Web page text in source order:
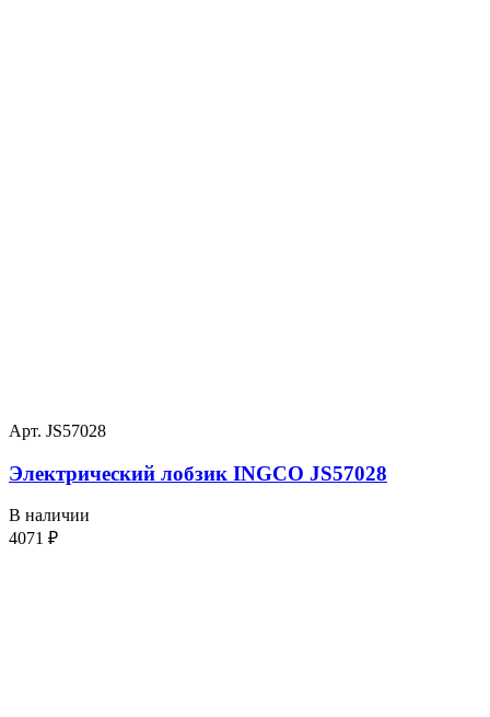
Арт. JS57028
Электрический лобзик INGCO JS57028
В наличии
4071 ₽